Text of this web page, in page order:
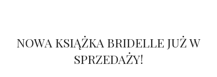
NOWA KSIĄŻKA BRIDELLE JUŻ W
SPRZEDAŻY!